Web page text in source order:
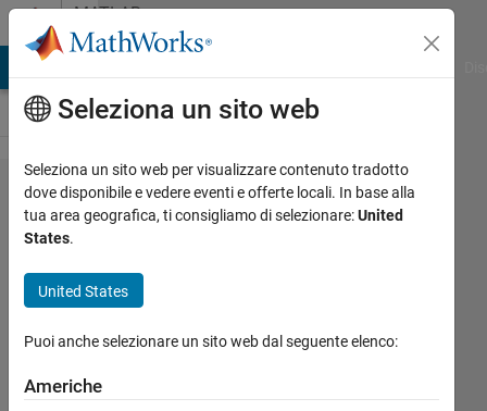
Vai al contenutoMATLAB
Answers
Related to
comparing
vectors
chaaru
datta
23 Ott
Seleziona un sito web
Seleziona un sito web per visualizzare contenuto tradotto
dove disponibile e vedere eventi e offerte locali. In base alla
tua area geografica, ti consigliamo di selezionare:United
States.
United States
Puoi anche selezionare un sito web dal seguente elenco:
Americhe